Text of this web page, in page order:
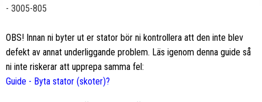
- 3005-805
OBS! Innan ni byter ut er stator bör ni kontrollera att den inte blev
defekt av annat underliggande problem. Läs igenom denna guide så
ni inte riskerar att upprepa samma fel:
Guide - Byta stator (skoter)?